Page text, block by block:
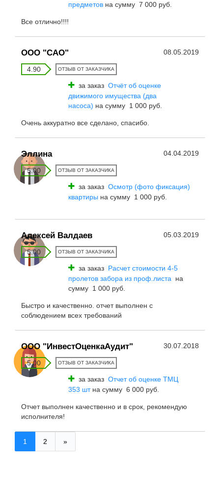
предметов на сумму 7 000 руб.
Все отлично!!!!
ООО "САО" 08.05.2019
4.90 ОТЗЫВ ОТ ЗАКАЗЧИКА
за заказ Отчёт об оценке
движимого имущества (два
насоса) на сумму 1 000 руб.
Очень аккуратно все сделано, спасибо.
Эллина 04.04.2019
5.00 ОТЗЫВ ОТ ЗАКАЗЧИКА
за заказ Осмотр (фото фиксация)
квартиры на сумму 1 000 руб.
Алексей Валдаев 05.03.2019
5.00 ОТЗЫВ ОТ ЗАКАЗЧИКА
за заказ Расчет стоимости 4-5
пролетов забора из проф.листа
на
сумму 1 000 руб.
Быстро и качественно. отчет выполнен с
соблюдением всех требований
ООО "ИнвестОценкаАудит" 30.07.2018
5.00 ОТЗЫВ ОТ ЗАКАЗЧИКА
за заказ Отчет об оценке ТМЦ
353 штна сумму 6 000 руб.
Отчет выполнен качественно и в срок, рекомендую
исполнителя!
1 2 »